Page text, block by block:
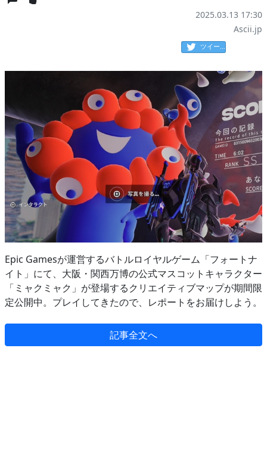
2025.03.13 17:30
Ascii.jp
ツイート
Epic Gamesが運営するバトルロイヤルゲーム「フォートナ
イト」にて、大阪・関西万博の公式マスコットキャラクター
「ミャクミャク」が登場するクリエイティブマップが期間限
定公開中。プレイしてきたので、レポートをお届けしよう。
記事全文へ